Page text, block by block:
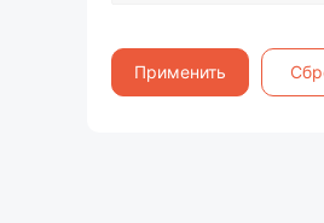
Применить